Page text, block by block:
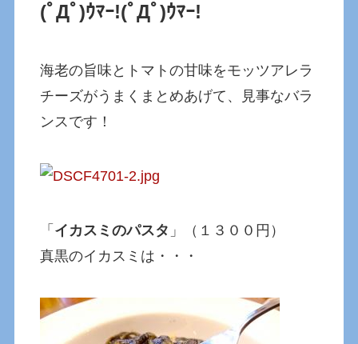
(ﾟДﾟ)ｳﾏｰ!(ﾟДﾟ)ｳﾏｰ!
海老の旨味とトマトの甘味をモッツアレラ
チーズがうまくまとめあげて、見事なバラ
ンスです！
「 イカスミのパスタ 」（１３００円）
真黒のイカスミは・・・